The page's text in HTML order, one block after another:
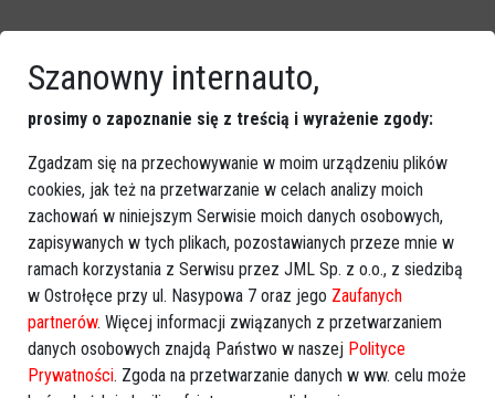
Zobacz również
PiS dogoniło Platformę.
Sensacyjny sondaż Homo
Homini
Aleksander Kwaśniewski
premierem nowego rządu?
Szanowny internauto,
prosimy o zapoznanie się z treścią i wyrażenie zgody:
Zgadzam się na przechowywanie w moim urządzeniu plików
cookies, jak też na przetwarzanie w celach analizy moich
zachowań w niniejszym Serwisie moich danych osobowych,
zapisywanych w tych plikach, pozostawianych przeze mnie w
ramach korzystania z Serwisu przez JML Sp. z o.o., z siedzibą
w Ostrołęce przy ul. Nasypowa 7 oraz jego Zaufanych
partnerów. Więcej informacji związanych z przetwarzaniem
danych osobowych znajdą Państwo w naszej Polityce
Prywatności. Zgoda na przetwarzanie danych w ww. celu może